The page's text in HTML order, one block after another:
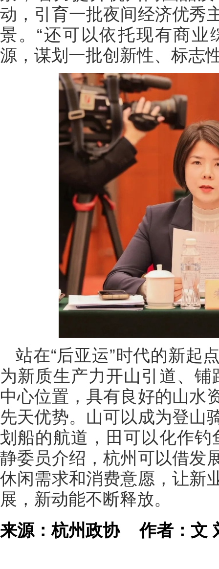
动，引育一批夜间经济优秀
景。“还可以依托现有商
源，谋划一批创新性、标志
站在“后亚运”时代的新起
为新质生产力开山引道、
中心位置，具有良好的山水
先天优势。山可以成为登山
划船的航道，田可以化作
静委员介绍，杭州可以借发
休闲需求和消费意愿，让新
展，新动能不断释放。
来源：杭州政协作者：文